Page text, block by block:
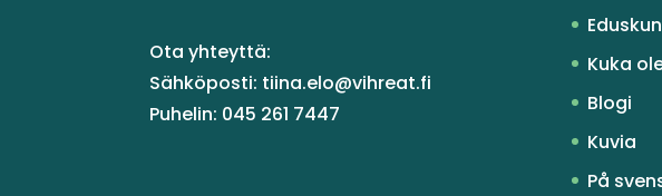
Ota yhteyttä:
Sähköposti: tiina.elo@vihreat.fi
Puhelin: 045 261 7447
Kuka
Blogi
Kuvia
På